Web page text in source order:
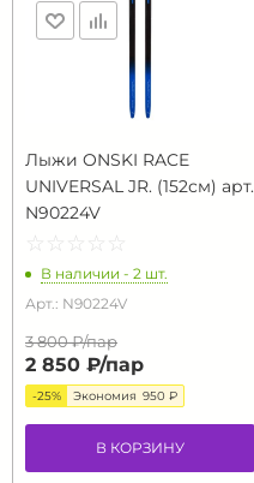
Лыжи ONSKI RACE
UNIVERSAL JR. (152см) арт.
N90224V
☆ ☆ ☆ ☆ ☆
★ ★ ★ ★ ★
В наличии - 2 шт.
Арт.: N90224V
3 800 ₽/пар
2 850 ₽/пар
-25% Экономия 950 ₽
В КОРЗИНУ